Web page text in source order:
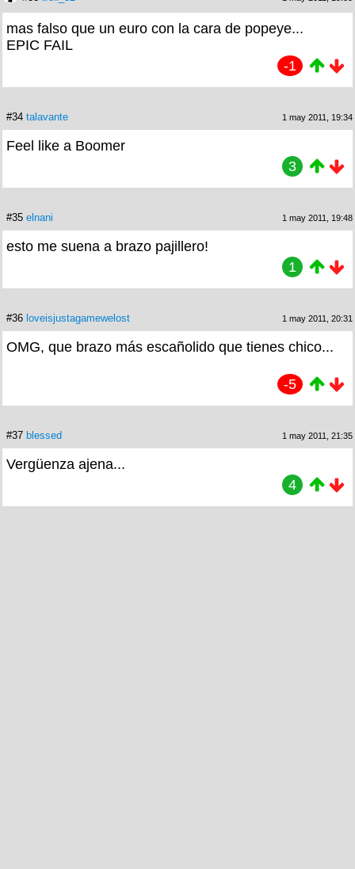
mas falso que un euro con la cara de popeye...
EPIC FAIL
-1
#34 talavante 1 may 2011, 19:34
Feel like a Boomer
3
#35 elnani 1 may 2011, 19:48
esto me suena a brazo pajillero!
1
#36 loveisjustagamewelost 1 may 2011, 20:31
OMG, que brazo más escañolido que tienes chico...
-5
#37 blessed 1 may 2011, 21:35
Vergüenza ajena...
4